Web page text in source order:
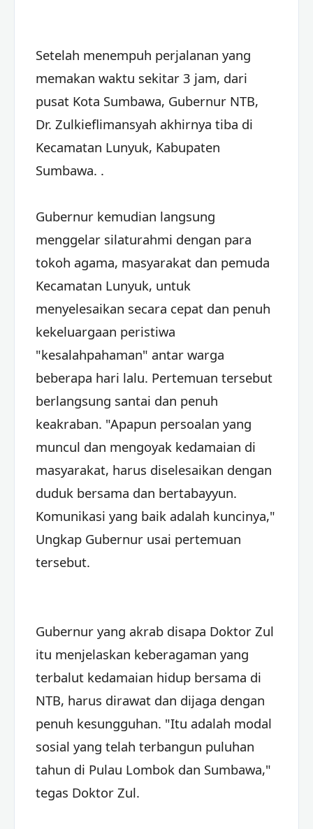
Setelah menempuh perjalanan yang
memakan waktu sekitar 3 jam, dari
pusat Kota Sumbawa, Gubernur NTB,
Dr. Zulkieflimansyah akhirnya tiba di
Kecamatan Lunyuk, Kabupaten
Sumbawa. .
Gubernur kemudian langsung
menggelar silaturahmi dengan para
tokoh agama, masyarakat dan pemuda
Kecamatan Lunyuk, untuk
menyelesaikan secara cepat dan penuh
kekeluargaan peristiwa
"kesalahpahaman" antar warga
beberapa hari lalu. Pertemuan tersebut
berlangsung santai dan penuh
keakraban. "Apapun persoalan yang
muncul dan mengoyak kedamaian di
masyarakat, harus diselesaikan dengan
duduk bersama dan bertabayyun.
Komunikasi yang baik adalah kuncinya,"
Ungkap Gubernur usai pertemuan
tersebut.
Gubernur yang akrab disapa Doktor Zul
itu menjelaskan keberagaman yang
terbalut kedamaian hidup bersama di
NTB, harus dirawat dan dijaga dengan
penuh kesungguhan. "Itu adalah modal
sosial yang telah terbangun puluhan
tahun di Pulau Lombok dan Sumbawa,"
tegas Doktor Zul.